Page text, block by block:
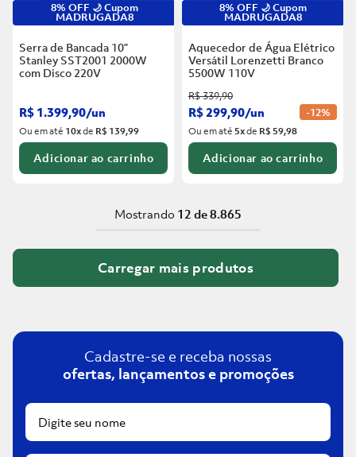
8% OFF 🌙 Cupom
MADRUGADA8
Serra de Bancada 10”
Stanley SST2001 2000W
com Disco 220V
R$ 1.399,90/un
Ou em até 10xde R$ 139,99
Adicionar ao carrinho
8% OFF 🌙 Cupom
MADRUGADA8
Aquecedor de Água Elétrico
Versátil Lorenzetti Branco
5500W 110V
R$339,90
R$299,90/un -12%
Ou em até5xde R$ 59,98
Adicionar ao carrinho
Mostrando 12 de 8.865
Cadastre-se e receba nossas
ofertas, lançamentos e promoções